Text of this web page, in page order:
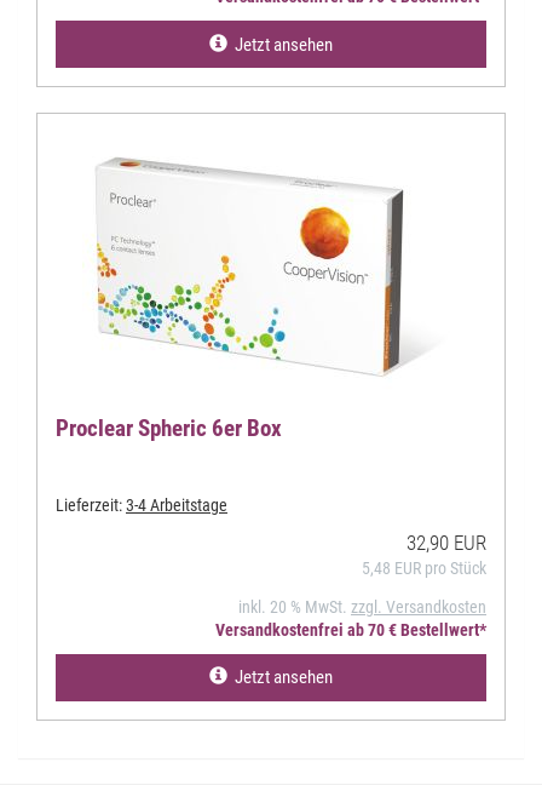
Jetzt ansehen
Proclear Spheric 6er Box
Lieferzeit:3-4 Arbeitstage
32,90 EUR
5,48 EUR pro Stück
inkl. 20 % MwSt. zzgl. Versandkosten
Versandkostenfrei ab 70 € Bestellwert*
Jetzt ansehen